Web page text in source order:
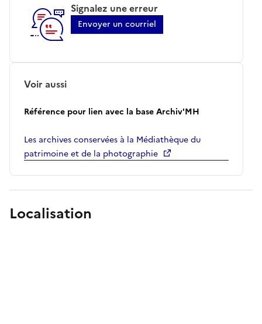
Signalez une erreur
Envoyer un courriel
Voir aussi
Référence pour lien avec la base Archiv'MH
Les archives conservées à la Médiathèque du
patrimoine et de la photographie
Localisation